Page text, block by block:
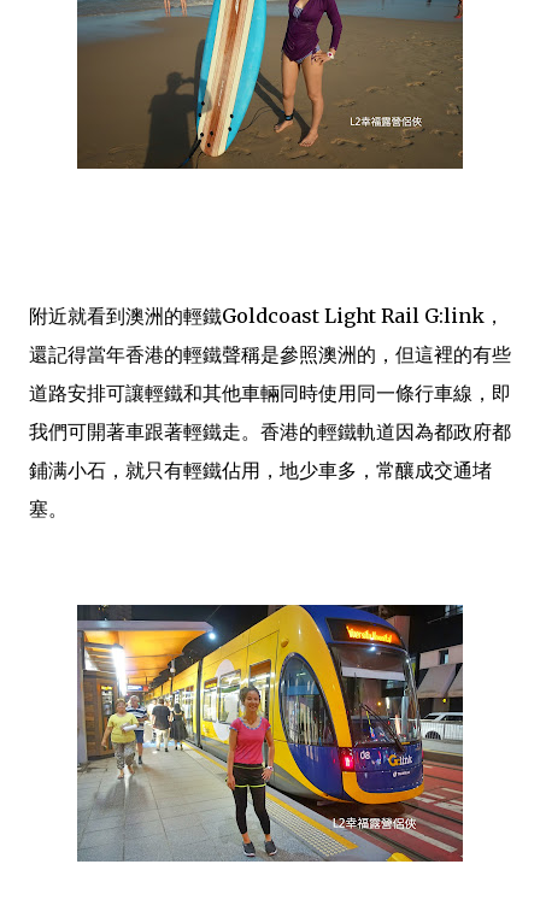
附近就看到澳洲的輕鐵Goldcoast Light Rail G:link，
還記得當年香港的輕鐵聲稱是參照澳洲的，但這裡的有些
道路安排可讓輕鐵和其他車輛同時使用同一條行車線，即
我們可開著車跟著輕鐵走。香港的輕鐵軌道因為都政府都
鋪满小石，就只有輕鐵佔用，地少車多，常釀成交通堵
塞。